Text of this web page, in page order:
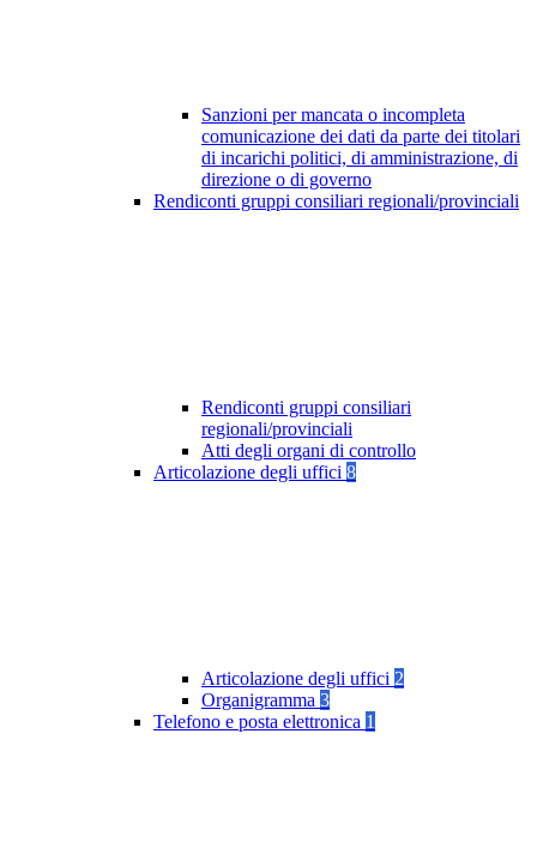
Sanzioni per mancata o incompleta
comunicazione dei dati da parte dei titolari
di incarichi politici, di amministrazione, di
direzione o di governo
Rendiconti gruppi consiliari regionali/provinciali
Rendiconti gruppi consiliari
regionali/provinciali
Atti degli organi di controllo
Articolazione degli uffici 8
Articolazione degli uffici 2
Organigramma 3
Telefono e posta elettronica 1